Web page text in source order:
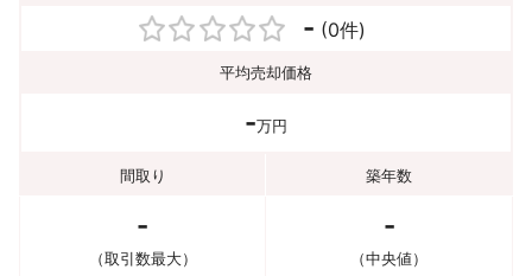
- (0件)
平均売却価格
-万円
間取り 築年数
-
（取引数最大）
-
（中央値）